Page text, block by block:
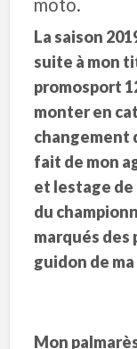
moto.
La saison
suite à mon
promosport
monter en
changement
fait de mon
et lestage de
du
marqués des
guidon de ma
Mon